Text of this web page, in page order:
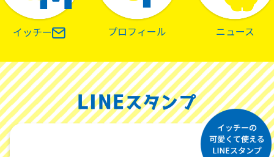
イッチー プロフィール ニュース
LINEスタンプ